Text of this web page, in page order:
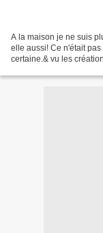
A la maison je ne suis
elle aussi! Ce n'était
certaine.& vu les